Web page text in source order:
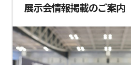
展示会情報掲載のご案内